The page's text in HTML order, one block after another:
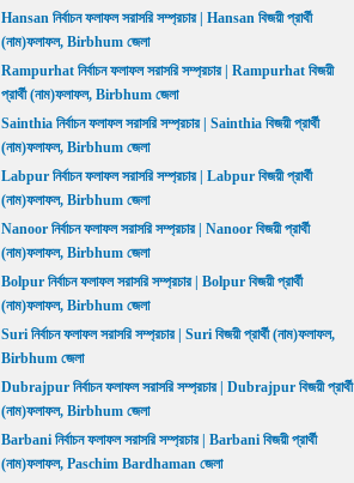
Hansan নির্বাচন ফলাফল সরাসরি সম্প্রচার | Hansan বিজয়ী প্রার্থী
(নাম)ফলাফল, Birbhum জেলা
Rampurhat নির্বাচন ফলাফল সরাসরি সম্প্রচার | Rampurhat বিজয়ী
প্রার্থী (নাম)ফলাফল, Birbhum জেলা
Sainthia নির্বাচন ফলাফল সরাসরি সম্প্রচার | Sainthia বিজয়ী প্রার্থী
(নাম)ফলাফল, Birbhum জেলা
Labpur নির্বাচন ফলাফল সরাসরি সম্প্রচার | Labpur বিজয়ী প্রার্থী
(নাম)ফলাফল, Birbhum জেলা
Nanoor নির্বাচন ফলাফল সরাসরি সম্প্রচার | Nanoor বিজয়ী প্রার্থী
(নাম)ফলাফল, Birbhum জেলা
Bolpur নির্বাচন ফলাফল সরাসরি সম্প্রচার | Bolpur বিজয়ী প্রার্থী
(নাম)ফলাফল, Birbhum জেলা
Suri নির্বাচন ফলাফল সরাসরি সম্প্রচার | Suri বিজয়ী প্রার্থী (নাম)ফলাফল,
Birbhum জেলা
Dubrajpur নির্বাচন ফলাফল সরাসরি সম্প্রচার | Dubrajpur বিজয়ী প্রার্থী
(নাম)ফলাফল, Birbhum জেলা
Barbani নির্বাচন ফলাফল সরাসরি সম্প্রচার | Barbani বিজয়ী প্রার্থী
(নাম)ফলাফল, Paschim Bardhaman জেলা